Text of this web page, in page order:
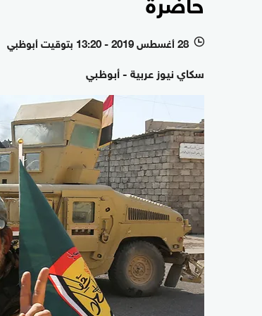
l 28 أغسطس 2019 - 13:20 بتوقيت أبوظبي
سكاي نيوز عربية - أبوظبي